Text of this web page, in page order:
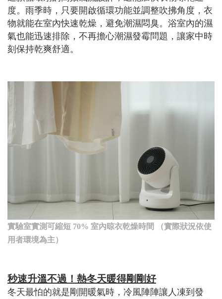
度。雨季時，只要開啟循環功能並調整吹拂角度，衣
物就能在室內快速乾燥，避免潮濕悶臭。浴室內的濕
氣也能迅速排除，不再擔心潮濕發霉問題，讓家中時
刻保持乾爽舒適。
實驗室實測可縮短 70% 室內晾衣乾燥時間 （實際狀況依使
用者環境為主）
秒速升溫不過！熱冬天暖得剛剛好
冬天最怕的就是剛開暖氣時，冷風陣陣讓人凍到發